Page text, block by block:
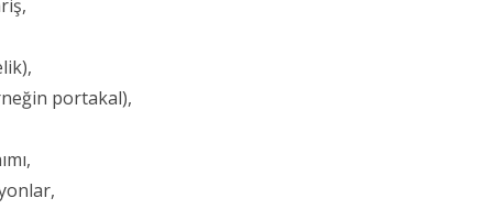
portakal),